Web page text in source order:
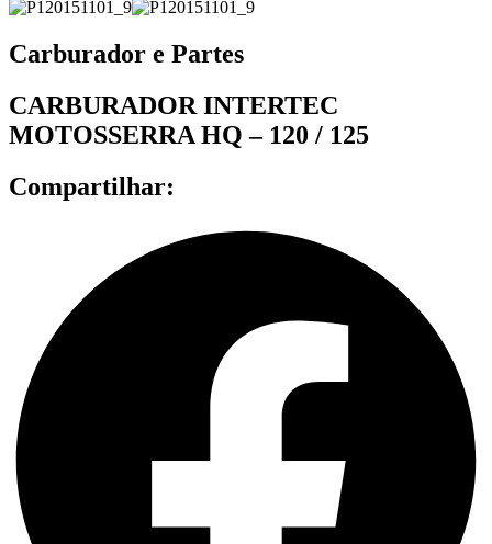
Carburador e Partes
CARBURADOR INTERTEC
MOTOSSERRA HQ – 120 / 125
Compartilhar: